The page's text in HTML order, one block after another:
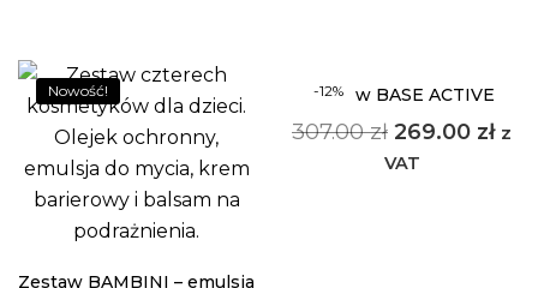
Nowość!
Zestaw BAMBINI – emulsja
-12%
zestaw BASE ACTIVE
307.00zł 269.00 zł z
VAT